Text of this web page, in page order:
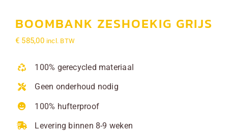
Contact
BOOMBANK ZESHOEKIG GRIJS
€ 585,00 incl. BTW
100% gerecycled materiaal
Geen onderhoud nodig
100% hufterproof
Levering binnen 8-9 weken